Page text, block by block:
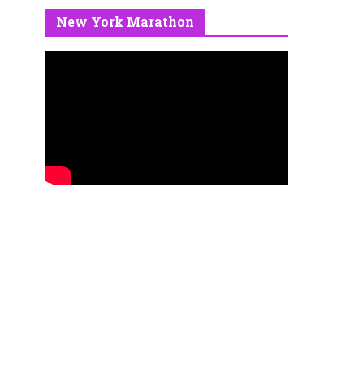
New York Marathon